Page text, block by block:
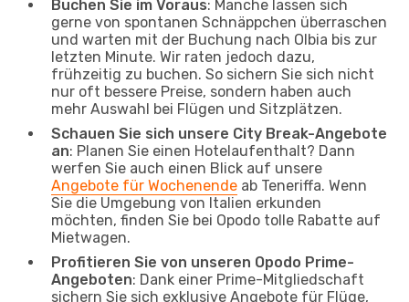
Buchen Sie im Voraus: Manche lassen sich
gerne von spontanen Schnäppchen überraschen
und warten mit der Buchung nach Olbia bis zur
letzten Minute. Wir raten jedoch dazu,
frühzeitig zu buchen. So sichern Sie sich nicht
nur oft bessere Preise, sondern haben auch
mehr Auswahl bei Flügen und Sitzplätzen.
Schauen Sie sich unsere City Break-Angebote
an: Planen Sie einen Hotelaufenthalt? Dann
werfen Sie auch einen Blick auf unsere
Angebote für Wochenende ab Teneriffa. Wenn
Sie die Umgebung von Italien erkunden
möchten, finden Sie bei Opodo tolle Rabatte auf
Mietwagen.
Profitieren Sie von unseren Opodo Prime-
Angeboten: Dank einer Prime-Mitgliedschaft
sichern Sie sich exklusive Angebote für Flüge,